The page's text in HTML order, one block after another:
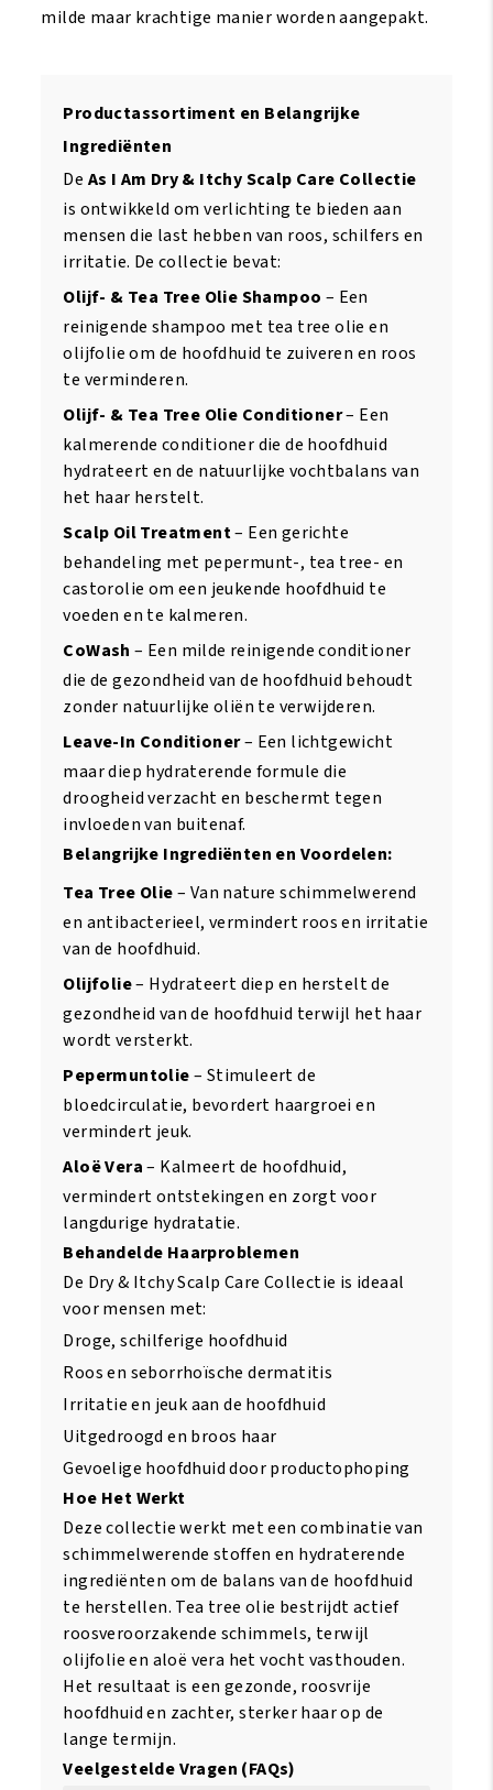
milde maar krachtige manier worden aangepakt.
Productassortiment en Belangrijke
Ingrediënten
De As I Am Dry & Itchy Scalp Care Collectie
is ontwikkeld om verlichting te bieden aan
mensen die last hebben van roos, schilfers en
irritatie. De collectie bevat:
Olijf- & Tea Tree Olie Shampoo – Een
reinigende shampoo met tea tree olie en
olijfolie om de hoofdhuid te zuiveren en roos
te verminderen.
Olijf- & Tea Tree Olie Conditioner– Een
kalmerende conditioner die de hoofdhuid
hydrateert en de natuurlijke vochtbalans van
het haar herstelt.
Scalp Oil Treatment– Een gerichte
behandeling met pepermunt-, tea tree- en
castorolie om een jeukende hoofdhuid te
voeden en te kalmeren.
CoWash – Een milde reinigende conditioner
die de gezondheid van de hoofdhuid behoudt
zonder natuurlijke oliën te verwijderen.
Leave-In Conditioner– Een lichtgewicht
maar diep hydraterende formule die
droogheid verzacht en beschermt tegen
invloeden van buitenaf.
Belangrijke Ingrediënten en Voordelen:
Tea Tree Olie– Van nature schimmelwerend
en antibacterieel, vermindert roos en irritatie
van de hoofdhuid.
Olijfolie– Hydrateert diep en herstelt de
gezondheid van de hoofdhuid terwijl het haar
wordt versterkt.
Pepermuntolie– Stimuleert de
bloedcirculatie, bevordert haargroei en
vermindert jeuk.
Aloë Vera– Kalmeert de hoofdhuid,
vermindert ontstekingen en zorgt voor
langdurige hydratatie.
Behandelde Haarproblemen
De Dry & Itchy Scalp Care Collectie is ideaal
voor mensen met:
Droge, schilferige hoofdhuid
Roos en seborrhoïsche dermatitis
Irritatie en jeuk aan de hoofdhuid
Uitgedroogd en broos haar
Gevoelige hoofdhuid door productophoping
Hoe Het Werkt
Deze collectie werkt met een combinatie van
schimmelwerende stoffen en hydraterende
ingrediënten om de balans van de hoofdhuid
te herstellen. Tea tree olie bestrijdt actief
roosveroorzakende schimmels, terwijl
olijfolie en aloë vera het vocht vasthouden.
Het resultaat is een gezonde, roosvrije
hoofdhuid en zachter, sterker haar op de
lange termijn.
Veelgestelde Vragen (FAQs)